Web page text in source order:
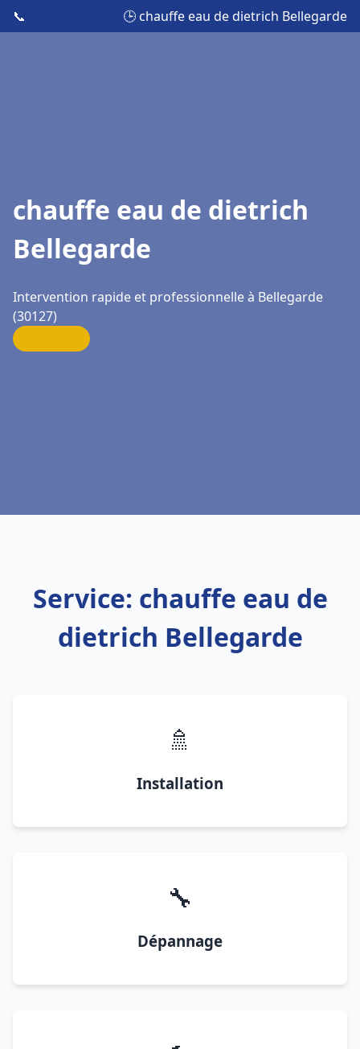
📞 🕒 chauffe eau de dietrich Bellegarde
chauffe eau de dietrich
Bellegarde
Intervention rapide et professionnelle à Bellegarde
(30127)
Service: chauffe eau de
dietrich Bellegarde
🚿
Installation
🔧
Dépannage